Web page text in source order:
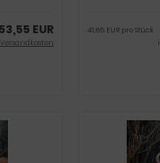
53,55 EUR
Versandkosten
41,65 EUR pro Stück